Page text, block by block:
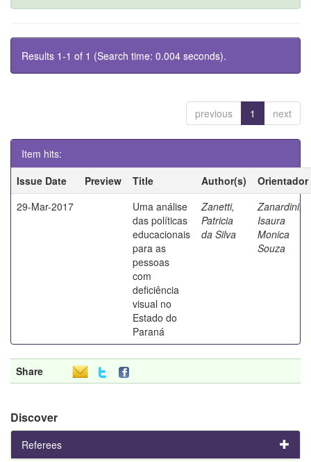
Results 1-1 of 1 (Search time: 0.004 seconds).
previous 1 next
Item hits:
Issue Date
Preview Title Author(s)
Orientador
29-Mar-2017
Uma análise
das políticas
educacionais
para as
pessoas
com
deficiência
visual no
Estado do
Paraná
Zanetti,
Patricia
da Silva
Zanardini,
Isaura
Monica
Souza
Share
Discover
Referees